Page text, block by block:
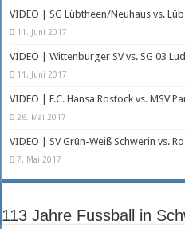
VIDEO | SG Lübtheen/Neuhaus vs.
11. Juni 2017
VIDEO | Wittenburger SV vs. SG 03
11. Juni 2017
VIDEO | F.C. Hansa Rostock vs. MSV
26. Mai 2017
VIDEO | SV Grün-Weiß Schwerin vs.
7. Mai 2017
113 Jahre Fussball in